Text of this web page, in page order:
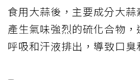
食用大蒜後，主要成分大
產生氣味強烈的硫化合物
呼吸和汗液排出，導致口臭